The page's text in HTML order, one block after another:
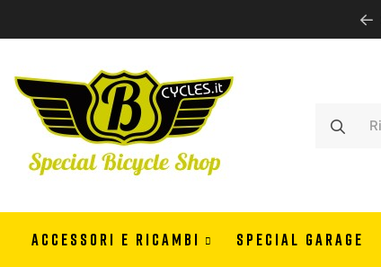
ACCESSORI E RICAMBI SPECIAL GARAGE